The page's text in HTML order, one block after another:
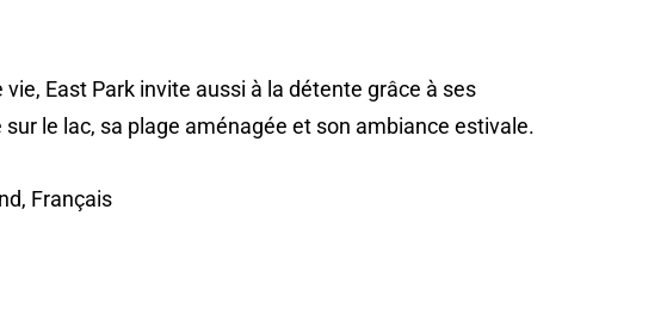
East Park invite aussi à la détente grâce à ses
le lac, sa plage aménagée et son ambiance estivale.
Français